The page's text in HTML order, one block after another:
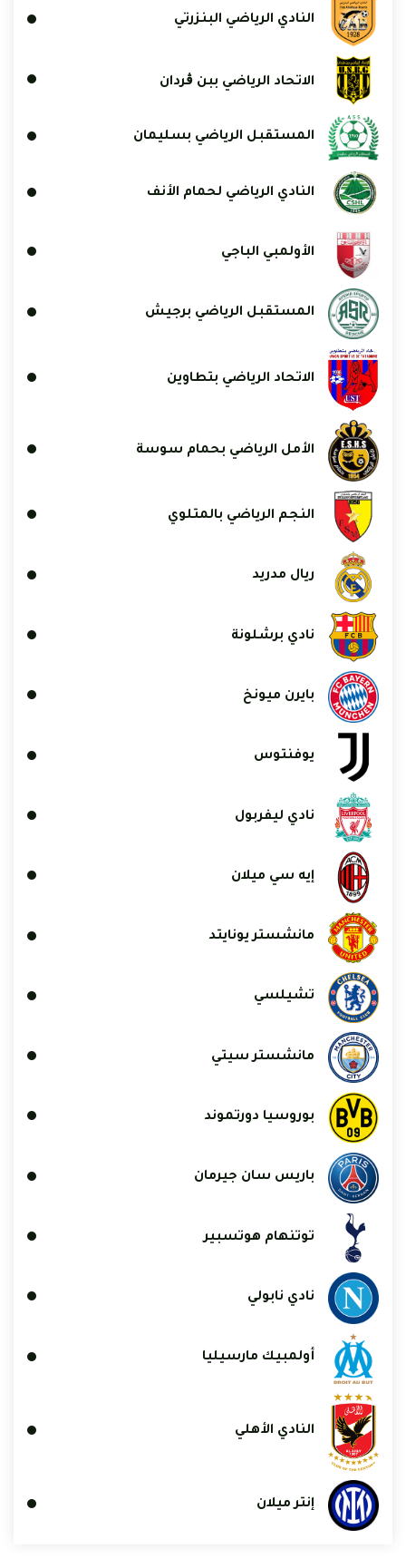
النادي الرياضي البنزرتي
الاتحاد الرياضي ببن ڨردان
المستقبل الرياضي بسليمان
النادي الرياضي لحمام الأنف
الأولمبي الباجي
المستقبل الرياضي برجيش
الاتحاد الرياضي بتطاوين
الأمل الرياضي بحمام سوسة
النجم الرياضي بالمتلوي
ريال مدريد
نادي برشلونة
بايرن ميونخ
يوفنتوس
نادي ليفربول
إيه سي ميلان
مانشستر يونايتد
تشيلسي
مانشستر سيتي
بوروسيا دورتموند
باريس سان جيرمان
توتنهام هوتسبير
نادي نابولي
أولمبيك مارسيليا
النادي الأهلي
إنتر ميلان